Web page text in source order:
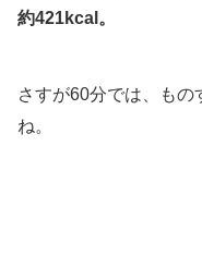
約421kcal。
さすが60分では、も
ね。